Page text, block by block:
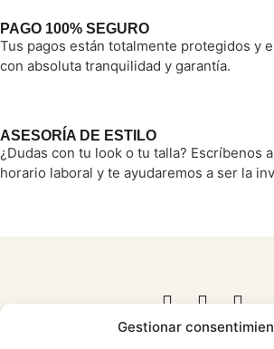
Gestionar
PAGO 100% SEGURO
Tus pagos están totalmente protegidos y
con absoluta tranquilidad y garantía.
ASESORÍA DE ESTILO
¿Dudas con tu look o tu talla? Escríbenos
horario laboral y te ayudaremos a ser la